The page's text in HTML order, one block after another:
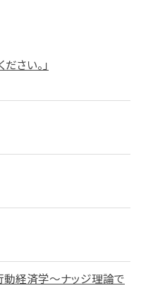
さい。」
動経済学～ナッジ理論で